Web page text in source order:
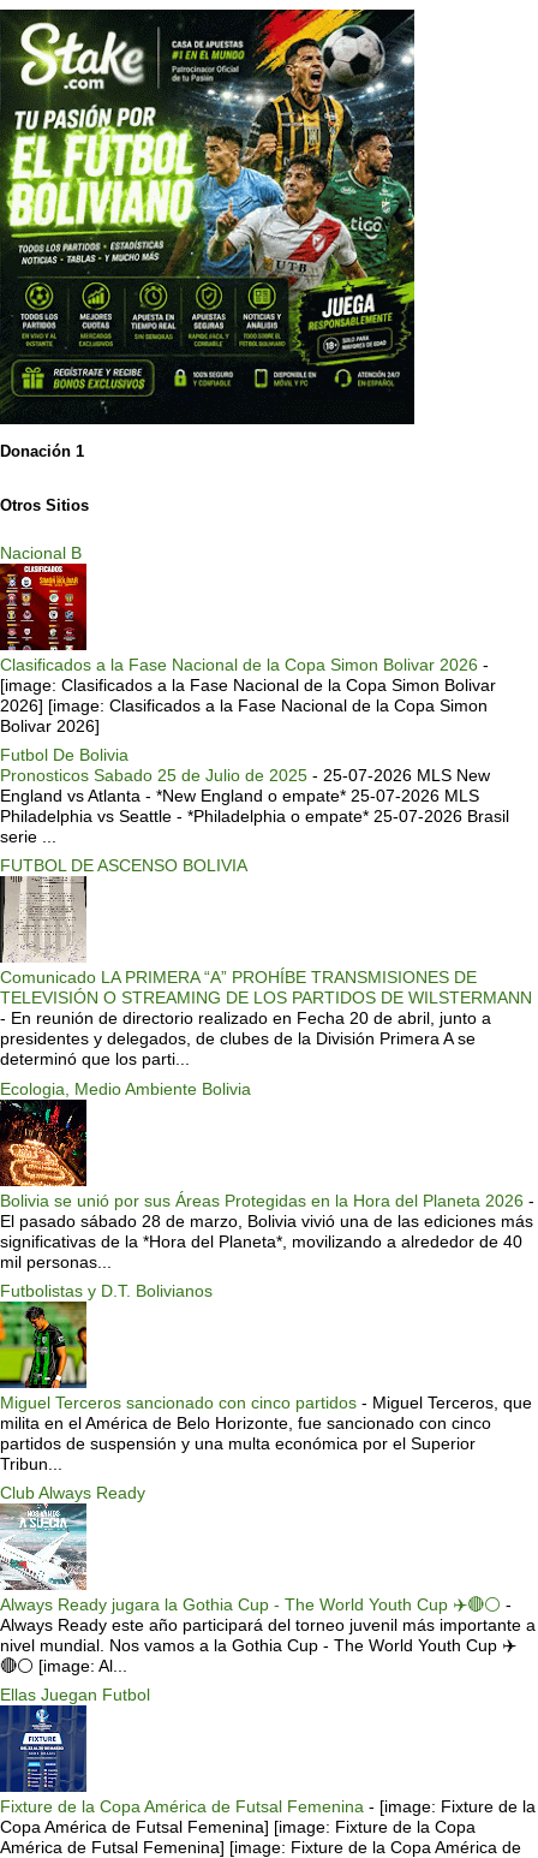
Donación 1
Otros Sitios
Nacional B
Clasificados a la Fase Nacional de la Copa Simon Bolivar 2026 -
[image: Clasificados a la Fase Nacional de la Copa Simon Bolivar
2026] [image: Clasificados a la Fase Nacional de la Copa Simon
Bolivar 2026]
Futbol De Bolivia
Pronosticos Sabado 25 de Julio de 2025 - 25-07-2026 MLS New
England vs Atlanta - *New England o empate* 25-07-2026 MLS
Philadelphia vs Seattle - *Philadelphia o empate* 25-07-2026 Brasil
serie ...
FUTBOL DE ASCENSO BOLIVIA
Comunicado LA PRIMERA “A” PROHÍBE TRANSMISIONES DE
TELEVISIÓN O STREAMING DE LOS PARTIDOS DE WILSTERMANN
- En reunión de directorio realizado en Fecha 20 de abril, junto a
presidentes y delegados, de clubes de la División Primera A se
determinó que los parti...
Ecologia, Medio Ambiente Bolivia
Bolivia se unió por sus Áreas Protegidas en la Hora del Planeta 2026 -
El pasado sábado 28 de marzo, Bolivia vivió una de las ediciones más
significativas de la *Hora del Planeta*, movilizando a alrededor de 40
mil personas...
Futbolistas y D.T. Bolivianos
Miguel Terceros sancionado con cinco partidos - Miguel Terceros, que
milita en el América de Belo Horizonte, fue sancionado con cinco
partidos de suspensión y una multa económica por el Superior
Tribun...
Club Always Ready
Always Ready jugara la Gothia Cup - The World Youth Cup ✈️🔴⚪️ -
Always Ready este año participará del torneo juvenil más importante a
nivel mundial. Nos vamos a la Gothia Cup - The World Youth Cup ✈️
🔴⚪️ [image: Al...
Ellas Juegan Futbol
Fixture de la Copa América de Futsal Femenina - [image: Fixture de la
Copa América de Futsal Femenina] [image: Fixture de la Copa
América de Futsal Femenina] [image: Fixture de la Copa América de